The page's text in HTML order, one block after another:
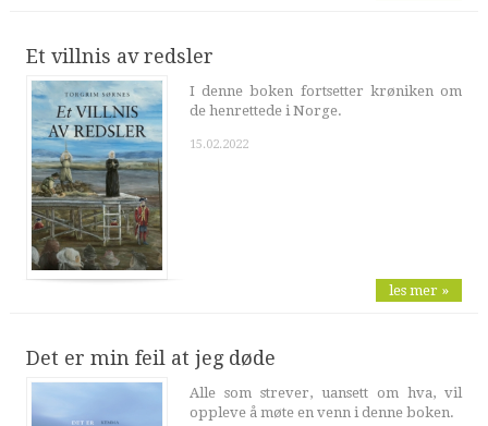
Et villnis av redsler
I denne boken fortsetter krøniken om
de henrettede i Norge.
15.02.2022
les mer »
Det er min feil at jeg døde
Alle som strever, uansett om hva, vil
oppleve å møte en venn i denne boken.